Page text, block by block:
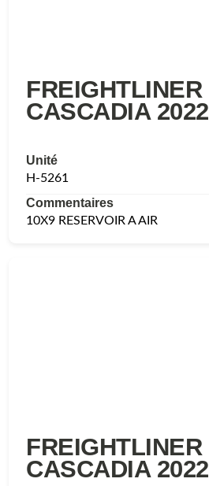
FREIGHTLINER
CASCADIA 2022
Unité
H-5261
Commentaires
10X9 RESERVOIR A AIR
FREIGHTLINER
CASCADIA 2022